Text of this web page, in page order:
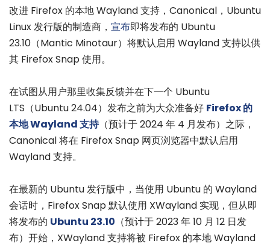
改进 Firefox 的本地 Wayland 支持，Canonical，Ubuntu
Linux 发行版的制造商， 宣布即将发布的 Ubuntu
23.10（Mantic Minotaur）将默认启用 Wayland 支持以供
其 Firefox Snap 使用。
在试图从用户那里收集反馈并在下一个 Ubuntu
LTS（Ubuntu 24.04）发布之前为大众准备好 Firefox 的
本地 Wayland 支持（预计于 2024 年 4 月发布）之际，
Canonical 将在 Firefox Snap 网页浏览器中默认启用
Wayland 支持。
在最新的 Ubuntu 发行版中，当使用 Ubuntu 的 Wayland
会话时，Firefox Snap 默认使用 XWayland 实现，但从即
将发布的 Ubuntu 23.10 （预计于 2023 年 10 月 12 日发
布）开始，XWayland 支持将被 Firefox 的本地 Wayland